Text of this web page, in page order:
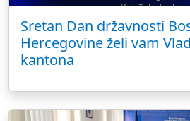
Sretan Dan državnosti
Hercegovine želi vam
kantona